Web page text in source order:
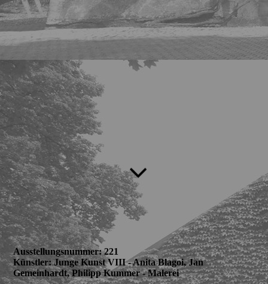
Ausstellungsnummer: 221
Künstler: Junge Kunst VIII - Anita Blagoi, Jan
Gemeinhardt, Philipp Kummer - Malerei